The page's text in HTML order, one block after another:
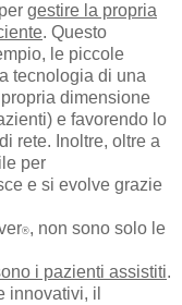
gestire la propria
. Questo
le piccole
tecnologia di una
dimensione
e favorendo lo
rete. Inoltre, oltre a
per
e si evolve grazie
®, non sono solo le
i pazienti assistiti.
innovativi, il